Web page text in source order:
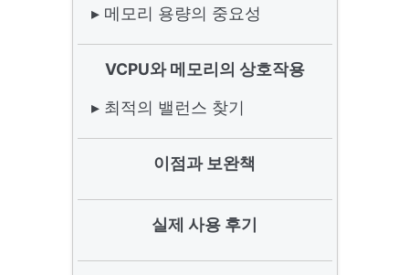
▸ 메모리 용량의 중요성
VCPU와 메모리의 상호작용
▸ 최적의 밸런스 찾기
이점과 보완책
실제 사용 후기